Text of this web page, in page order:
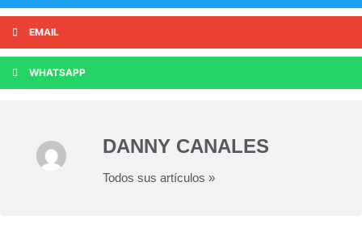
EMAIL
WHATSAPP
DANNY CANALES
Todos sus artículos »